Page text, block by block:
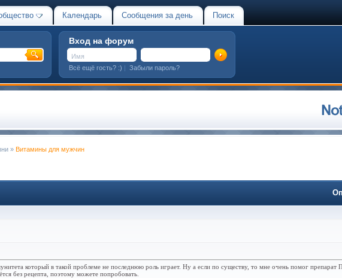
Календарь Сообщения за день Поиск
Вход на форум
Всё ещё гость? :) | Забыли пароль?
» Витамины для мужчин
который в такой проблеме не последнюю роль играет. Ну а если по существу, то мне очень помог препарат
без рецепта, поэтому можете попробовать.